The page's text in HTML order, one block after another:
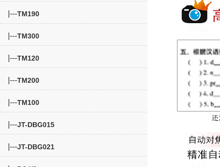
|---TM190
|---TM300
|---TM120
|---TM200
|---TM100
|---JT-DBG015
|---JT-DBG021